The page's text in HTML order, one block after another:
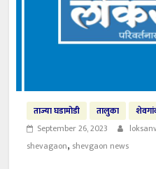
ताज्या घडामोडी तालुका
September 26, 2023
shevagaon, shevgaon news